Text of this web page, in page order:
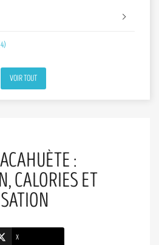
VOIR TOUT
:
CALORIES ET
X